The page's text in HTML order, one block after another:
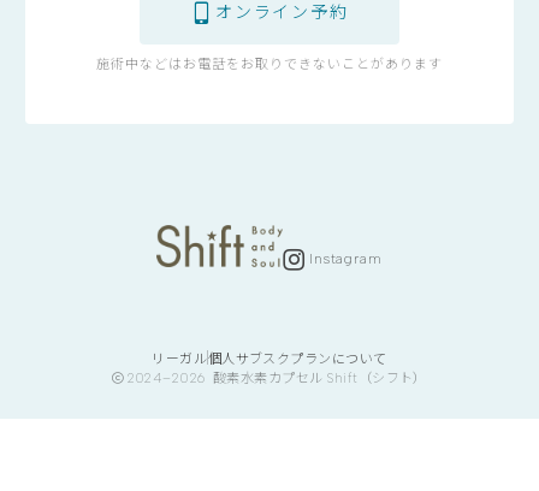
オンライン予約
施術中などはお電話をお取りできないことがあります
Instagram
リーガル個人サブスクプランについて
2024–2026 酸素水素カプセル Shift（シフト）